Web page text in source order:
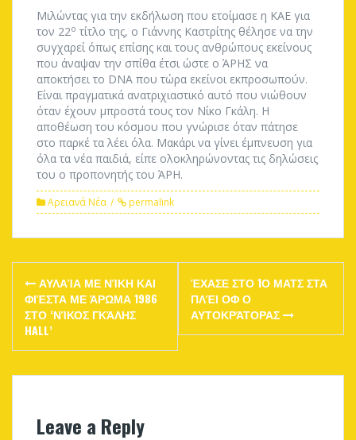
Μιλώντας για την εκδήλωση που ετοίμασε η ΚΑΕ για
τον 22ο τίτλο της, ο Γιάννης Καστρίτης θέλησε να την
συγχαρεί όπως επίσης και τους ανθρώπους εκείνους
που άναψαν την σπίθα έτσι ώστε ο ΆΡΗΣ να
αποκτήσει το DNΑ που τώρα εκείνοι εκπροσωπούν.
Είναι πραγματικά ανατριχιαστικό αυτό που νιώθουν
όταν έχουν μπροστά τους τον Νίκο Γκάλη. Η
αποθέωση του κόσμου που γνώρισε όταν πάτησε
στο παρκέ τα λέει όλα. Μακάρι να γίνει έμπνευση για
όλα τα νέα παιδιά, είπε ολοκληρώνοντας τις δηλώσεις
του ο προπονητής του ΆΡΗ.
Αρειανά Νέα permalink
Post
navigation
ΑΥΛΑΊΑ ΜΕ ΝΊΚΗ ΚΑΙ
ΦΙΈΣΤΑ ΜΕ ΆΡΩΜΑ 1986
ΣΤΟ ‘ΝΊΚΟΣ ΓΚΆΛΗΣ
HALL’
ΈΧΑΣΕ ΣΤΟ 1Ο ΜΑΤΣ ΣΤΑ
ΠΛΈΙ ΟΦ Ο
ΑΥΤΟΚΡΆΤΟΡΑΣ
Leave a Reply